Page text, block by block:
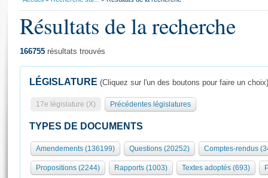
Présidence
577 députés
Groupes politiques
Séance publique
Commissions et autres organes
Europe et International
Général
Rôle et pouvoirs de l'Assemblée
Organisation de l'Assemblée
Présidence Conférence des Présidents Bureau Collège des
Visiter l'Assemblée
Visite virtuelle du palais Bourbon
Assister à une séance
Résultats de la recherche
166755 résultats trouvés
LÉGISLATURE (Cliquez sur l'un des boutons pour faire un choix)
17e législature (X) Précédentes législatures
TYPES DE DOCUMENTS
Amendements (136199) Questions (20252) Comptes-rendus
Propositions (2244) Rapports (1003) Textes adoptés (693)